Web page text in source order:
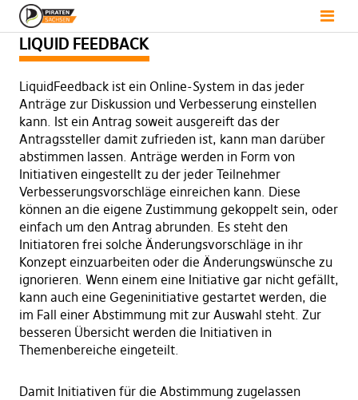
LIQUID FEEDBACK
LiquidFeedback ist ein Online-System in das jeder
Anträge zur Diskussion und Verbesserung einstellen
kann. Ist ein Antrag soweit ausgereift das der
Antragssteller damit zufrieden ist, kann man darüber
abstimmen lassen. Anträge werden in Form von
Initiativen eingestellt zu der jeder Teilnehmer
Verbesserungsvorschläge einreichen kann. Diese
können an die eigene Zustimmung gekoppelt sein, oder
einfach um den Antrag abrunden. Es steht den
Initiatoren frei solche Änderungsvorschläge in ihr
Konzept einzuarbeiten oder die Änderungswünsche zu
ignorieren. Wenn einem eine Initiative gar nicht gefällt,
kann auch eine Gegeninitiative gestartet werden, die
im Fall einer Abstimmung mit zur Auswahl steht. Zur
besseren Übersicht werden die Initiativen in
Themenbereiche eingeteilt.
Damit Initiativen für die Abstimmung zugelassen